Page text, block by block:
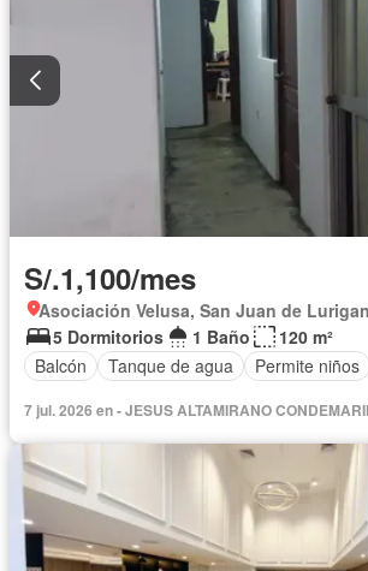
S/.1,100/mes
Asociación Velusa, San Juan de
5 Dormitorios
1 Baño
120 m²
Balcón
Tanque de agua Permite niños
7 jul. 2026 en - JESUS ALTAMIRANO